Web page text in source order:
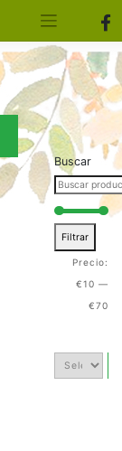
Buscar
Filtrar
Precio:
€10 —
€70